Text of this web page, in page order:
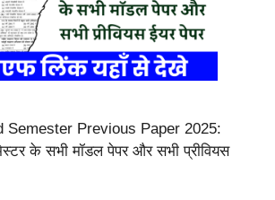
Semester Previous Paper 2025:
के सभी मॉडल पेपर और सभी प्रीवियस